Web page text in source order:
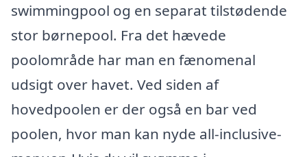
swimmingpool og en separat tilstødende
stor børnepool. Fra det hævede
poolområde har man en fænomenal
udsigt over havet. Ved siden af
hovedpoolen er der også en bar ved
poolen, hvor man kan nyde all-inclusive-